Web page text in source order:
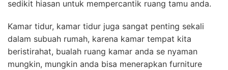
sedikit hiasan untuk mempercantik ruang tamu anda.
Kamar tidur, kamar tidur juga sangat penting sekali
dalam subuah rumah, karena kamar tempat kita
beristirahat, bualah ruang kamar anda se nyaman
mungkin, mungkin anda bisa menerapkan furniture